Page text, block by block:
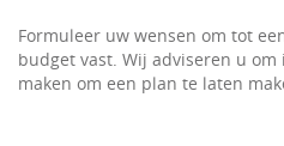
Formuleer uw wensen om tot
budget vast. Wij adviseren u
maken om een plan te laten